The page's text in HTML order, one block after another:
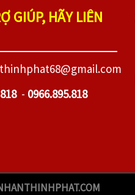
GIÚP, HÃY LIÊN
- 0966.895.818